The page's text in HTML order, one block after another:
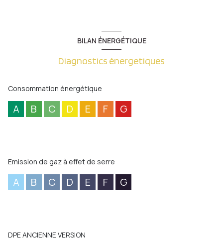
BILAN ÉNERGÉTIQUE
Diagnostics énergetiques
Consommation énergétique
A B C D E F G
Emission de gaz à effet de serre
A B C D E F G
DPE ANCIENNE VERSION